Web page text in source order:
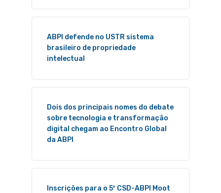
ABPI defende no USTR sistema
brasileiro de propriedade
intelectual
Dois dos principais nomes do debate
sobre tecnologia e transformação
digital chegam ao Encontro Global
da ABPI
Inscrições para o 5º CSD-ABPI Moot